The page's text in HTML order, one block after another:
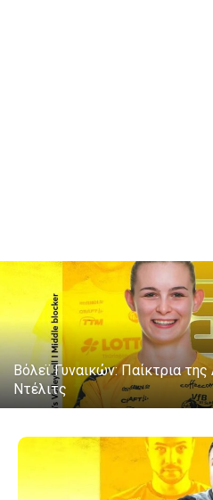
Βόλεϊ Γυναικών: Παίκτρια
Ντέλιτς